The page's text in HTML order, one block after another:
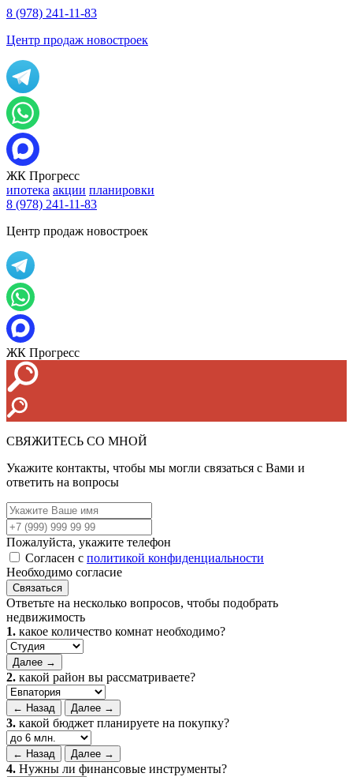
8 (978) 241-11-83
Центр продаж новостроек
ЖК Прогресс
ипотека акции планировки
8 (978) 241-11-83
Центр продаж новостроек
ЖК Прогресс
СВЯЖИТЕСЬ СО МНОЙ
Укажите контакты, чтобы мы могли связаться с Вами и
ответить на вопросы
Пожалуйста, укажите телефон
Согласен с политикой конфиденциальности
Необходимо согласие
Связаться
Ответьте на несколько вопросов, чтобы подобрать
недвижимость
1. какое количество комнат необходимо?
Далее →
2. какой район вы рассматриваете?
← Назад Далее →
3. какой бюджет планируете на покупку?
← Назад Далее →
4. Нужны ли финансовые инструменты?